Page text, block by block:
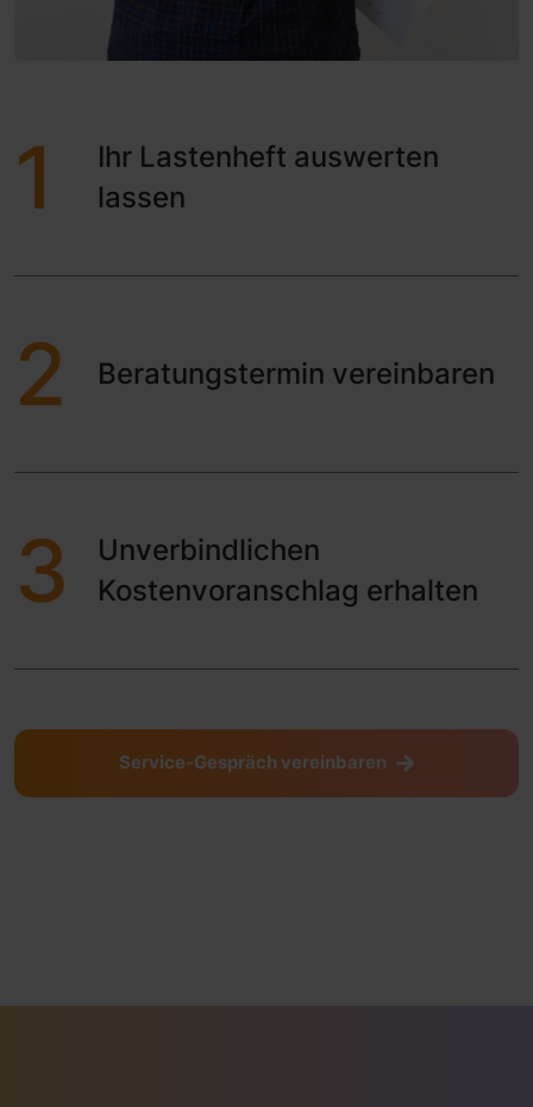
1
Ihr Lastenheft auswerten
lassen
2 Beratungstermin vereinbaren
3
Unverbindlichen
Kostenvoranschlag erhalten
Service-Gespräch vereinbaren